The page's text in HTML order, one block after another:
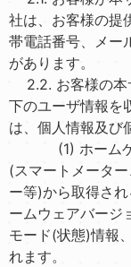
社は、お客様の提
帯電話番号、メー
があります。
2.2. お客様の本
下のユーザ情報を
は、個人情報及び
(1) ホームゲー
(スマートメータ
ー等)から取得さ
ームウェアバージ
モード(状態)情報
れます。